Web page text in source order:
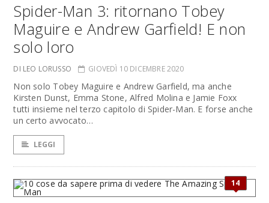
Spider-Man 3: ritornano Tobey
Maguire e Andrew Garfield! E non
solo loro
DI LEO LORUSSO GIOVEDÌ 10 DICEMBRE 2020
Non solo Tobey Maguire e Andrew Garfield, ma anche
Kirsten Dunst, Emma Stone, Alfred Molina e Jamie Foxx
tutti insieme nel terzo capitolo di Spider-Man. E forse anche
un certo avvocato…
LEGGI
14